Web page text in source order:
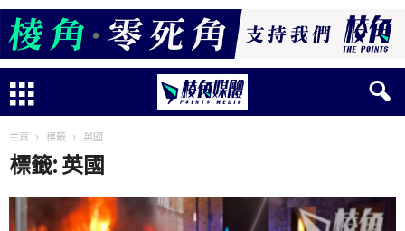
主頁 標籤 英國
標籤: 英國